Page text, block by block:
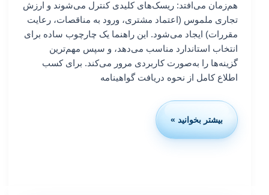
هم‌زمان می‌افتد: ریسک‌های کلیدی کنترل می‌شوند و ارزش
تجاری ملموس (اعتماد مشتری، ورود به مناقصات، رعایت
مقررات) ایجاد می‌شود. این راهنما یک چارچوب ساده برای
انتخاب استاندارد مناسب می‌دهد، و سپس مهم‌ترین
گزینه‌ها را به‌صورت کاربردی مرور می‌کند. برای کسب
اطلاع کامل از نحوه دریافت گواهینامه
انتخاب
استاندارد
بیشتر بخوانید »